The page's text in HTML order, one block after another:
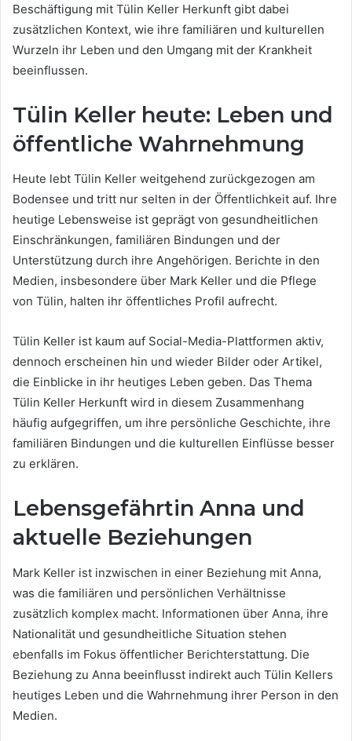
Beschäftigung mit Tülin Keller Herkunft gibt dabei
zusätzlichen Kontext, wie ihre familiären und kulturellen
Wurzeln ihr Leben und den Umgang mit der Krankheit
beeinflussen.
Tülin Keller heute: Leben und
öffentliche Wahrnehmung
Heute lebt Tülin Keller weitgehend zurückgezogen am
Bodensee und tritt nur selten in der Öffentlichkeit auf. Ihre
heutige Lebensweise ist geprägt von gesundheitlichen
Einschränkungen, familiären Bindungen und der
Unterstützung durch ihre Angehörigen. Berichte in den
Medien, insbesondere über Mark Keller und die Pflege
von Tülin, halten ihr öffentliches Profil aufrecht.
Tülin Keller ist kaum auf Social-Media-Plattformen aktiv,
dennoch erscheinen hin und wieder Bilder oder Artikel,
die Einblicke in ihr heutiges Leben geben. Das Thema
Tülin Keller Herkunft wird in diesem Zusammenhang
häufig aufgegriffen, um ihre persönliche Geschichte, ihre
familiären Bindungen und die kulturellen Einflüsse besser
zu erklären.
Lebensgefährtin Anna und
aktuelle Beziehungen
Mark Keller ist inzwischen in einer Beziehung mit Anna,
was die familiären und persönlichen Verhältnisse
zusätzlich komplex macht. Informationen über Anna, ihre
Nationalität und gesundheitliche Situation stehen
ebenfalls im Fokus öffentlicher Berichterstattung. Die
Beziehung zu Anna beeinflusst indirekt auch Tülin Kellers
heutiges Leben und die Wahrnehmung ihrer Person in den
Medien.